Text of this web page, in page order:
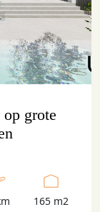
grote
165 m2